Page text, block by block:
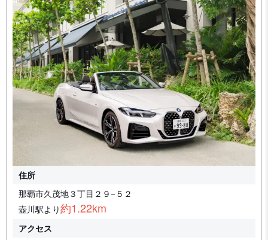
住所
那覇市久茂地３丁目２９−５２
壺川駅より約1.22km
アクセス